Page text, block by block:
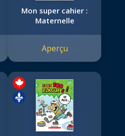
Mon super cahier :
Maternelle
Aperçu